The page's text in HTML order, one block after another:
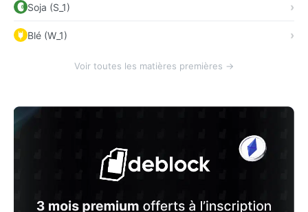
Soja (S_1)
Blé (W_1)
Voir toutes les matières premières →